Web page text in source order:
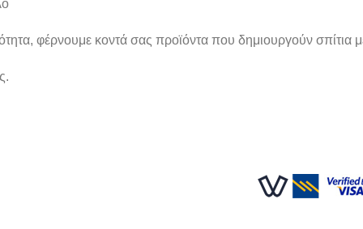
φέρνουμε κοντά σας προϊόντα που δημιουργούν σπίτια